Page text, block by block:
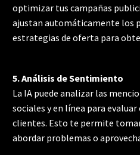
optimizar tus campañas
ajustan automáticamente los
estrategias de oferta para
5. Análisis de Sentimiento
La IA puede analizar las
sociales y en línea para
clientes. Esto te permite
abordar problemas o